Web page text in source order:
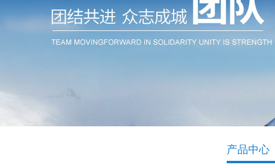
产品中心